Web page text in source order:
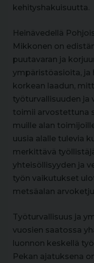
kehityshakuisuutta.
Heinävedellä
Mikkonen on
puutavaran ja
ympäristöasioita, ja
korkean laadun,
työturvallisuuden ja
toimii arvostettuna
muille alan
uusia alalle tulevia
merkittävä
yhteisöllisyyden ja
työn vaikutukset
metsäalan
Työturvallisuus ja
vuosien saatossa
luonnon keskellä
Pekan ajatuksena